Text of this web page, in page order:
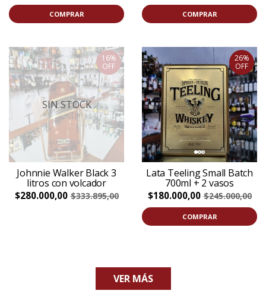
COMPRAR COMPRAR
16%
OFF
SIN STOCK
Johnnie Walker Black 3
litros con volcador
$280.000,00 $333.895,00
26%
OFF
Lata Teeling Small Batch
700ml + 2 vasos
$180.000,00 $245.000,00
COMPRAR
VER MÁS